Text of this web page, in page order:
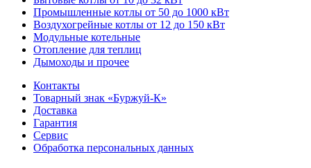
Промышленные котлы от 50 до 1000 кВт
Воздухогрейные котлы от 12 до 150 кВт
Модульные котельные
Отопление для теплиц
Дымоходы и прочее
Контакты
Товарный знак «Буржуй-К»
Доставка
Гарантия
Сервис
Обработка персональных данных